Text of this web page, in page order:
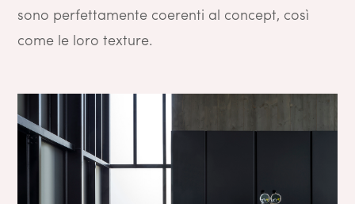
sono perfettamente coerenti al concept, così
come le loro texture.